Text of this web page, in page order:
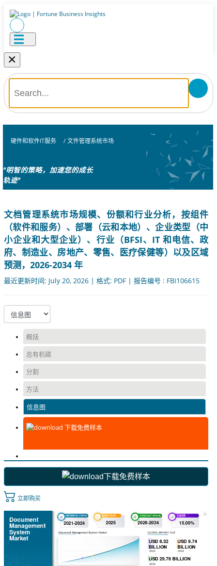
×
硬件和软件IT服务 / 文件管理系统市场
"明智的策略，加速您的成长
轨迹"
文档管理系统市场规模、份额和行业分析，按组件
（软件和服务）、部署（云和本地）、企业类型（中
小企业和大型企业）、行业（BFSI、IT 和电信、政
府、制造业、房地产、零售、医疗保健等）以及区域
预测，2026-2034 年
最近更新时间: July 20, 2026 | 格式: PDF | 报告编号 : FBI106615
概括
总有机碳
分割
方法
信息图
下载免费样本
下载免费样本
立即购买